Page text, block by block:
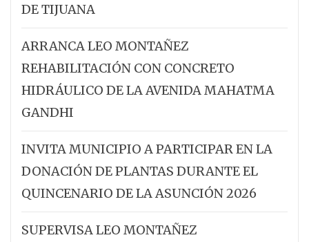
DE TIJUANA
ARRANCA LEO MONTAÑEZ
REHABILITACIÓN CON CONCRETO
HIDRÁULICO DE LA AVENIDA MAHATMA
GANDHI
INVITA MUNICIPIO A PARTICIPAR EN LA
DONACIÓN DE PLANTAS DURANTE EL
QUINCENARIO DE LA ASUNCIÓN 2026
SUPERVISA LEO MONTAÑEZ